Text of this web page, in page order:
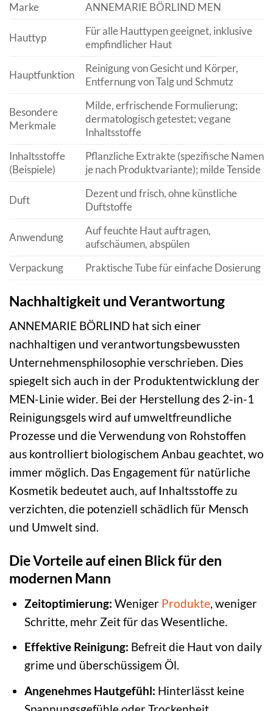
Marke
ANNEMARIE BÖRLIND MEN
Hauttyp
Für alle Hauttypen geeignet, inklusive
empfindlicher Haut
Hauptfunktion
Reinigung von Gesicht und Körper,
Entfernung von Talg und Schmutz
Besondere
Merkmale
Milde, erfrischende Formulierung;
dermatologisch getestet; vegane
Inhaltsstoffe
Inhaltsstoffe
(Beispiele)
Pflanzliche Extrakte (spezifische Namen
je nach Produktvariante); milde Tenside
Duft
Dezent und frisch, ohne künstliche
Duftstoffe
Anwendung
Auf feuchte Haut auftragen,
aufschäumen, abspülen
Verpackung
Praktische Tube für einfache Dosierung
Nachhaltigkeit und Verantwortung
ANNEMARIE BÖRLIND hat sich einer
nachhaltigen und verantwortungsbewussten
Unternehmensphilosophie verschrieben. Dies
spiegelt sich auch in der Produktentwicklung der
MEN-Linie wider. Bei der Herstellung des 2-in-1
Reinigungsgels wird auf umweltfreundliche
Prozesse und die Verwendung von Rohstoffen
aus kontrolliert biologischem Anbau geachtet, wo
immer möglich. Das Engagement für natürliche
Kosmetik bedeutet auch, auf Inhaltsstoffe zu
verzichten, die potenziell schädlich für Mensch
und Umwelt sind.
Die Vorteile auf einen Blick für den
modernen Mann
Zeitoptimierung: Weniger Produkte, weniger
Schritte, mehr Zeit für das Wesentliche.
Effektive Reinigung: Befreit die Haut von daily
grime und überschüssigem Öl.
Angenehmes Hautgefühl: Hinterlässt keine